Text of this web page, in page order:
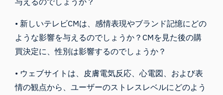
• 新しいテレビCMは、感情表現やブランド記憶にどの
ような影響を与えるのでしょうか？CMを見た後の購
買決定に、性別は影響するのでしょうか？
• ウェブサイトは、皮膚電気反応、心電図、および表
情の観点から、ユーザーのストレスレベルにどのよう